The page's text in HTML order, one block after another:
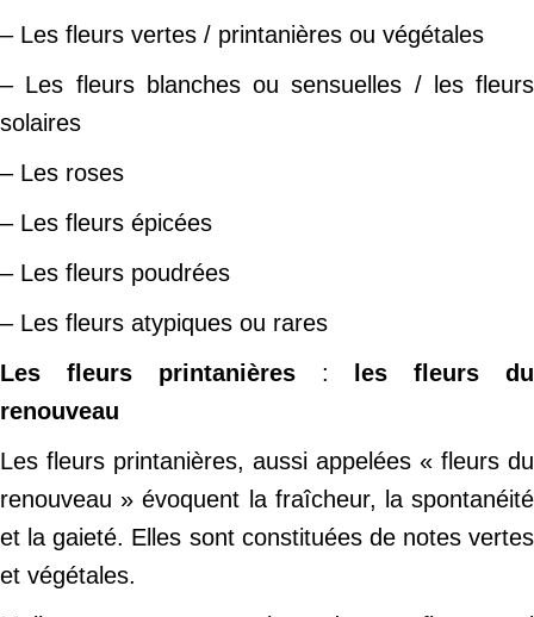
– Les fleurs vertes / printanières ou végétales
– Les fleurs blanches ou sensuelles / les fleurs
solaires
– Les roses
– Les fleurs épicées
– Les fleurs poudrées
– Les fleurs atypiques ou rares
Les fleurs printanières:
les fleurs du
renouveau
Les fleurs printanières, aussi appelées « fleurs du
renouveau » évoquent la fraîcheur, la spontanéité
et la gaieté. Elles sont constituées de notes vertes
et végétales.